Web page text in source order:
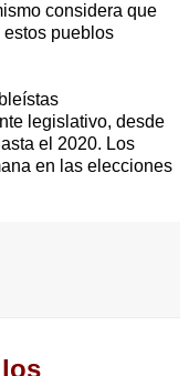
considera que
pueblos
legislativo, desde
el 2020. Los
en las elecciones